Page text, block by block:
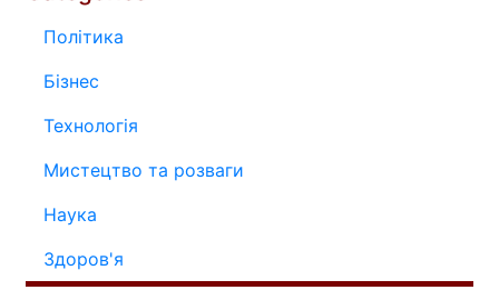
Політика
Бізнес
Технологія
Мистецтво та розваги
Наука
Здоров'я